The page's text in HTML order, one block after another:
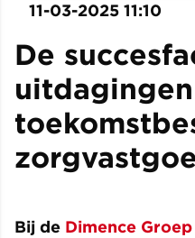
11-03-2025 11:10
De
Bij de Dimence Groep